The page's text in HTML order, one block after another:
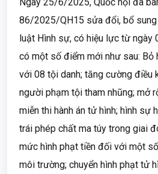
86/2025/QH15 sửa đổi, bổ
luật Hình sự, có hiệu lực từ
có một số điểm mới như sau: Bỏ
với 08 tội danh; tăng cường điều
người phạm tội tham nhũng; mở
miễn thi hành án tử hình; hình sự
trái phép chất ma túy trong giai
mức hình phạt tiền đối với một
môi trường; chuyển hình phạt tử